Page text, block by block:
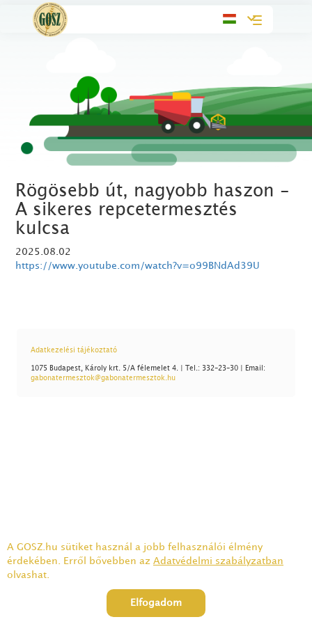
Toggle
Rögösebb út, nagyobb haszon -
A sikeres repcetermesztés
kulcsa
2025.08.02
https://www.youtube.com/watch?v=o99BNdAd39U
Adatkezelési tájékoztató
1075 Budapest, Károly krt. 5/A félemelet 4. | Tel.: 332-23-30 | Email:
gabonatermesztok@gabonatermesztok.hu
A GOSZ.hu sütiket használ a jobb felhasználói élmény
érdekében. Erről bővebben az Adatvédelmi szabályzatban
olvashat.
Elfogadom